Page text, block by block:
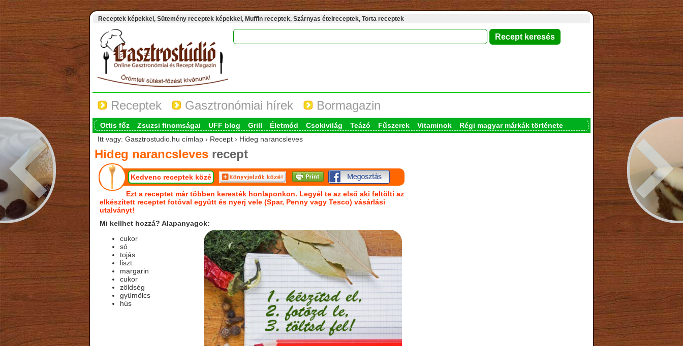
Receptek képekkel, Sütemény receptek képekkel, Muffin receptek, Szárnyas ételreceptek, Torta receptek
Receptek Gasztronómiai hírek Bormagazin
Ottis főz Zsuzsi finomságai UFF blog Grill Életmód Csokivilág Teázó Fűszerek Vitaminok
Régi magyar márkák története
Itt vagy: Gasztrostudio.hu címlap › Recept › Hideg narancsleves
Hideg narancslevesrecept
Kedvenc receptek közé
Ezt a receptet már többen keresték honlaponkon. Legyél te az első aki feltölti az
elkészített receptet fotóval együtt és nyerj vele (Spar, Penny vagy Tesco) vásárlási
utalványt!
Mi kellhet hozzá? Alapanyagok:
cukor
só
tojás
liszt
margarin
cukor
zöldség
gyümölcs
hús